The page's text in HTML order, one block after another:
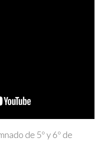
de 5º y 6º de